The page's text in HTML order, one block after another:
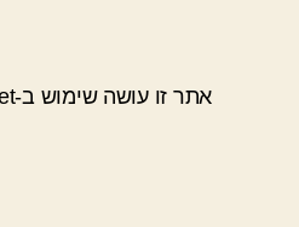
אתר זו עושה שימוש ב-Akismet כדי לסנן תגובות זבל.